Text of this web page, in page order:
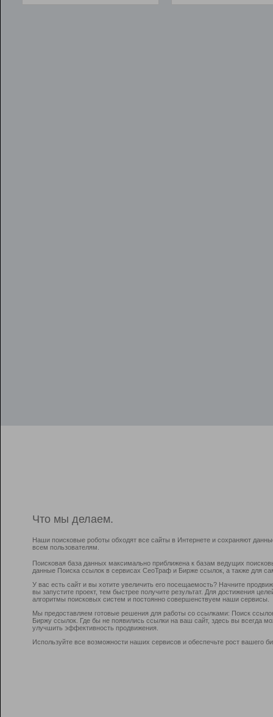
Что мы делаем.
Наши поисковые роботы обходят все сайты в Интернете и сохраняют
всем пользователям.
Поисковая база данных максимально приближена к базам ведущих
данные Поиска ссылок в сервисах СеоТраф и Бирже ссылок, а также для
У вас есть сайт и вы хотите увеличить его посещаемость? Начните
вы запустите проект, тем быстрее получите результат. Для достижения
алгоритмы поисковых систем и постоянно совершенствуем наши сервисы.
Мы предоставляем готовые решения для работы со ссылками: Поиск
Биржу ссылок. Где бы не появились ссылки на ваш сайт, здесь вы всегда
улучшить эффективность продвижения.
Используйте все возможности наших сервисов и обеспечьте рост вашего